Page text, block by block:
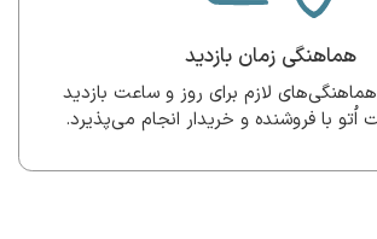
هماهنگی زمان بازدید
لازم برای روز و ساعت بازدید
با فروشنده و خریدار انجام می‌پذیرد.